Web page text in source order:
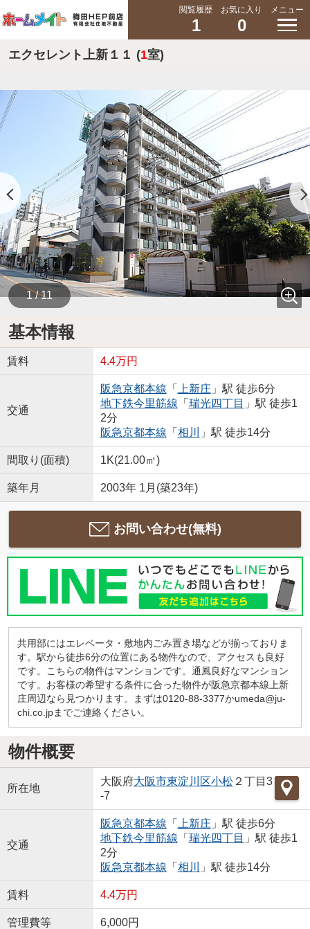
閲覧履歴
1
お気に入り
0
メニュー
エクセレント上新１１ (1室)
1 / 11
基本情報
賃料 4.4万円
交通
阪急京都本線 「 上新庄 」駅 徒歩6分
地下鉄今里筋線 「 瑞光四丁目 」駅 徒歩1
2分
阪急京都本線 「 相川 」駅 徒歩14分
間取り(面積) 1K(21.00㎡)
築年月 2003年 1月(築23年)
お問い合わせ(無料)
共用部にはエレベータ・敷地内ごみ置き場などが揃っておりま
す。駅から徒歩6分の位置にある物件なので、アクセスも良好
です。こちらの物件はマンションです。通風良好なマンション
です。お客様の希望する条件に合った物件が阪急京都本線上新
庄周辺なら見つかります。まずは0120-88-3377かumeda@ju-
chi.co.jpまでご連絡ください。
物件概要
所在地
大阪府大阪市東淀川区小松２丁目3
-7
交通
阪急京都本線 「 上新庄 」駅 徒歩6分
地下鉄今里筋線 「 瑞光四丁目 」駅 徒歩1
2分
阪急京都本線 「 相川 」駅 徒歩14分
賃料 4.4万円
管理費等 6,000円